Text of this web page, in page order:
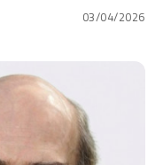
03/04/2026